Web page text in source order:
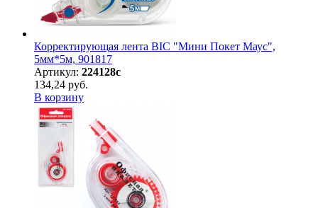
Корректирующая лента BIC "Мини Покет Маус",
5мм*5м, 901817
Артикул: 224128с
134,24 руб.
В корзину